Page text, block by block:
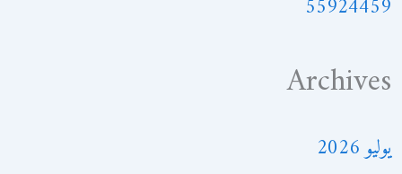
55924459
Archives
يوليو 2026